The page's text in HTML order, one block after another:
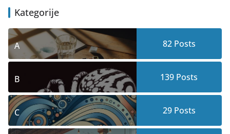
Kategorije
A 82Posts
B 139 Posts
C 29Posts